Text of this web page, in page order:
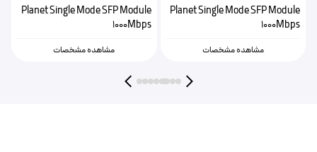
Planet Single Mode SFP Module
1000Mbps
مشاهده مشخصات
Planet Single Mode SFP Module
1000Mbps
مشاهده مشخصات